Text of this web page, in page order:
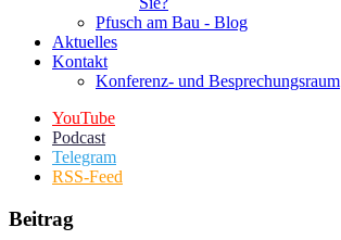
Pfusch am Bau - Blog
Aktuelles
Kontakt
Konferenz- und Besprechungsraum
YouTube
Podcast
Telegram
RSS-Feed
Beitrag